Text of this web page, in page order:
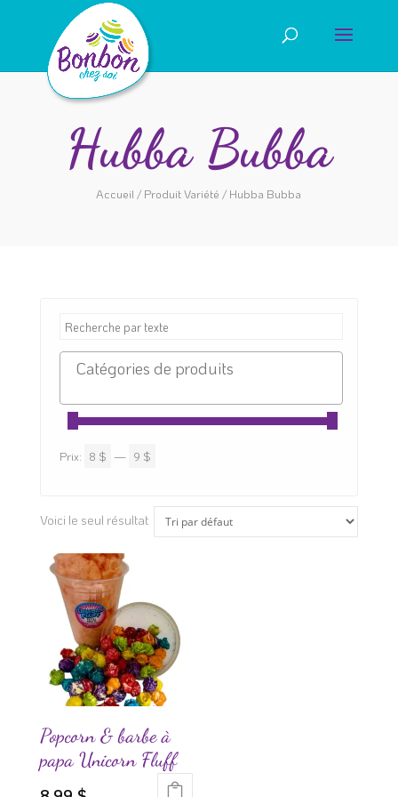
Hubba Bubba
Accueil / Produit Variété / Hubba Bubba
Prix: 8 $ — 9 $
Voici le seul résultat
Popcorn & barbe à
papa Unicorn Fluff